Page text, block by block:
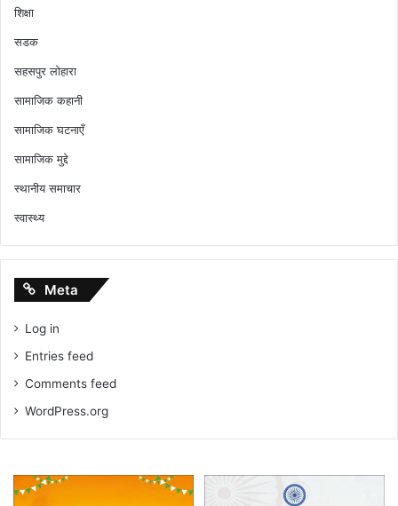
शिक्षा
सडक
सहसपुर लोहारा
सामाजिक कहानी
सामाजिक घटनाएँ
सामाजिक मुद्दे
स्थानीय समाचार
स्वास्थ्य
Meta
Log in
Entries feed
Comments feed
WordPress.org